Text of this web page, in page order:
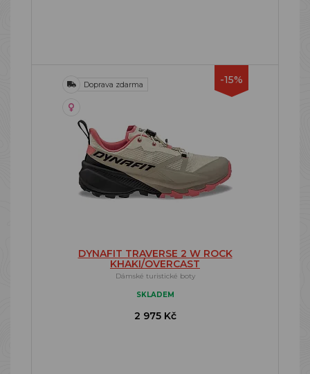
-15%
Doprava zdarma
DYNAFIT TRAVERSE 2 W ROCK
KHAKI/OVERCAST
Dámské turistické boty
SKLADEM
2 975 Kč